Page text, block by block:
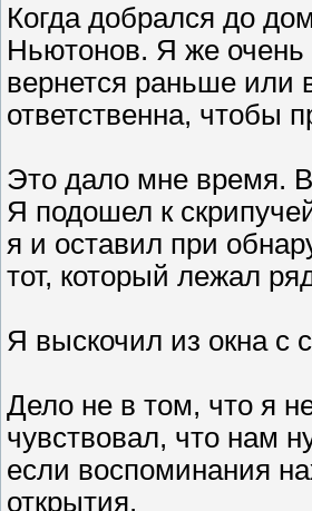
Когда добрался до
Ньютонов. Я же
вернется раньше или
ответственна, чтобы
Это дало мне время.
Я подошел к
я и оставил при
тот, который лежал
Я выскочил из окна с
Дело не в том, что я
чувствовал, что нам
если воспоминания
открытия.